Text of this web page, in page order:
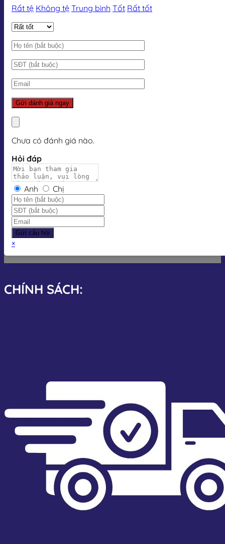
Rất tệ Không tệ Trung bình Tốt Rất tốt
Chưa có đánh giá nào.
Hỏi đáp
Anh Chị
Gửi câu hỏi
×
CHÍNH SÁCH: